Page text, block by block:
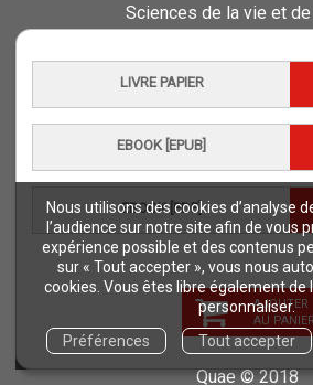
Nous utilisons des cookies d’analyse
l’audience sur notre site afin de vous
expérience possible et des contenus
sur « Tout accepter », vous nous
cookies. Vous êtes libre également de
personnaliser.
Préférences
Tout accepter
LIVRE PAPIER
EBOOK [EPUB]
EBOOK [PDF]
AJOUTER
AU PANIER
Sciences de la vie et
Sciences sociales, politiques,
ESPACE PRO
Vous êtes auteur
Vous êtes
Vous êtes
Vous êtes
Foreign rights
Procédure
NOTRE SITE
Quae © 2018